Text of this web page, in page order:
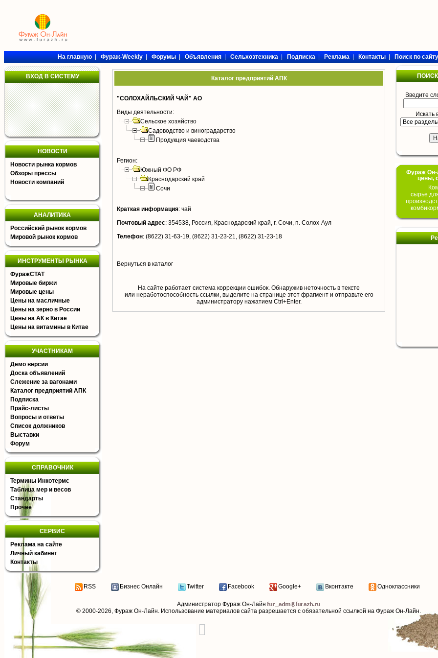
На главную|Фураж-Weekly|Форумы|Объявления|Сельхозтехника|Подписка|Реклама|Контакты|Поиск по сайту
ВХОД В СИСТЕМУ
НОВОСТИ
Новости рынка кормов
Обзоры прессы
Новости компаний
АНАЛИТИКА
Российский рынок кормов
Мировой рынок кормов
ИНСТРУМЕНТЫ РЫНКА
ФуражСТАТ
Мировые биржи
Мировые цены
Цены на масличные
Цены на зерно в России
Цены на АК в Китае
Цены на витамины в Китае
УЧАСТНИКАМ
Демо версии
Доска объявлений
Слежение за вагонами
Каталог предприятий АПК
Подписка
Прайс-листы
Вопросы и ответы
Список должников
Выставки
Форум
СПРАВОЧНИК
Термины Инкотермс
Таблица мер и весов
Стандарты
Прочее
СЕРВИС
Реклама на сайте
Личный кабинет
Контакты
Каталог предприятий АПК
"СОЛОХАЙЛЬСКИЙ ЧАЙ" АО
Виды деятельности:
Сельское хозяйство
Садоводство и виноградарство
Продукция чаеводства
Регион:
Южный ФО РФ
Краснодарский край
Сочи
Краткая информация: чай
Почтовый адрес: 354538, Россия, Краснодарский край, г. Сочи, п. Солох-Аул
Телефон: (8622) 31-63-19, (8622) 31-23-21, (8622) 31-23-18
Вернуться в каталог
На сайте работает система коррекции ошибок. Обнаружив неточность в тексте
или неработоспособность ссылки, выделите на странице этот фрагмент и отправьте его
aдминистратору нажатием Ctrl+Enter.
Введите
Искать
Фураж Он-
цены,
сырье
RSS Бизнес Онлайн Twitter Facebook Google+ Вконтакте Одноклассники
Администратор Фураж Он-Лайн
© 2000-2026, Фураж Он-Лайн. Использование материалов сайта разрешается с обязательной ссылкой на Фураж Он-Лайн.